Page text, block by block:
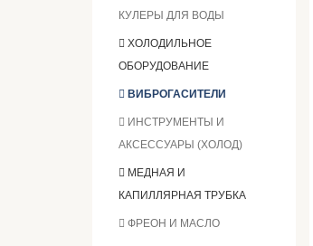
КУЛЕРЫ ДЛЯ ВОДЫ
ХОЛОДИЛЬНОЕ
ОБОРУДОВАНИЕ
ВИБРОГАСИТЕЛИ
ИНСТРУМЕНТЫ И
АКСЕССУАРЫ (ХОЛОД)
МЕДНАЯ И
КАПИЛЛЯРНАЯ ТРУБКА
ФРЕОН И МАСЛО